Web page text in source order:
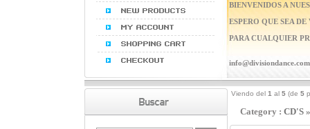
BIENVENIDOS A
ESPERO QUE SEA
PARA CUALQUIER
info@divisiondance.com
Viendo del 1 al 5 (de 5
Category : CD'S